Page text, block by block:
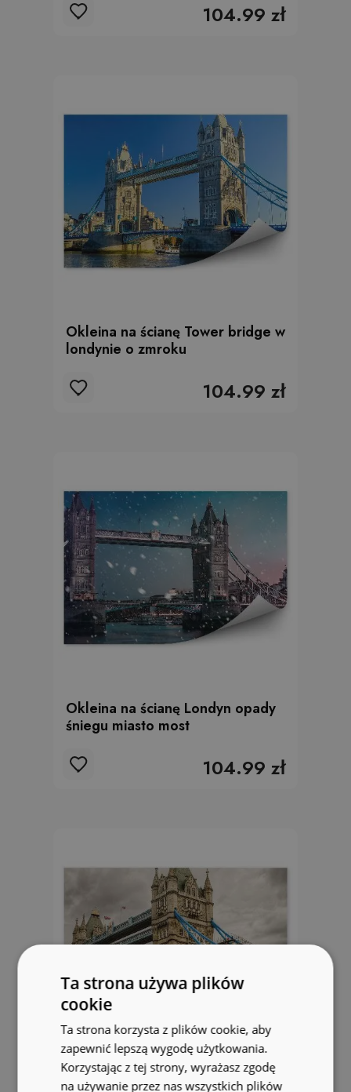
104.99 zł
Okleina na ścianę Tower bridge w
londynie o zmroku
104.99 zł
Okleina na ścianę Londyn opady
śniegu miasto most
104.99 zł
Okleina na ścianę Tower bridge
Ta strona używa plików
cookie
Ta strona korzysta z plików cookie, aby
zapewnić lepszą wygodę użytkowania.
Korzystając z tej strony, wyrażasz zgodę
na używanie przez nas wszystkich plików